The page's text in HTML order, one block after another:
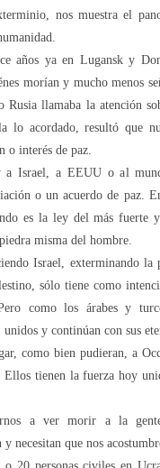
nos muestra el
años ya en Lugansk y
morían y mucho menos
Rusia llamaba la atención
lo acordado, resultó que
o interés de paz.
a Israel, a EEUU o al
o un acuerdo de paz.
es la ley del más fuerte
misma del hombre.
Israel, exterminando la
sólo tiene como
como los árabes y
unidos y continúan con sus
como bien pudieran, a
tienen la fuerza hoy
a ver morir a la
necesitan que nos